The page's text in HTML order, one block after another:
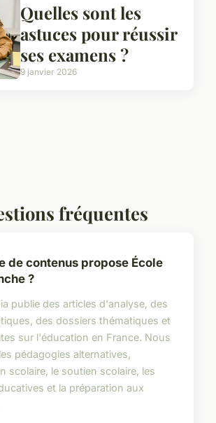
Quelles sont les
astuces pour réussir
ses examens ?
9 janvier 2026
fréquentes
de contenus propose École
?
publie des articles d'analyse, des
des dossiers thématiques et
sur l'éducation en France. Nous
pédagogies alternatives,
scolaire, le soutien scolaire, les
et la préparation aux